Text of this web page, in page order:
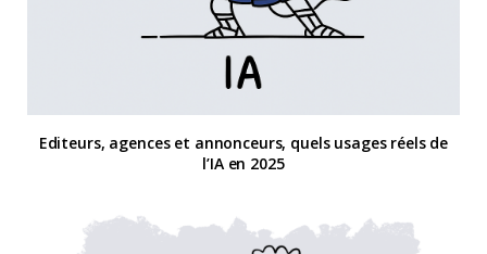
Editeurs, agences et annonceurs, quels usages réels de
l’IA en 2025